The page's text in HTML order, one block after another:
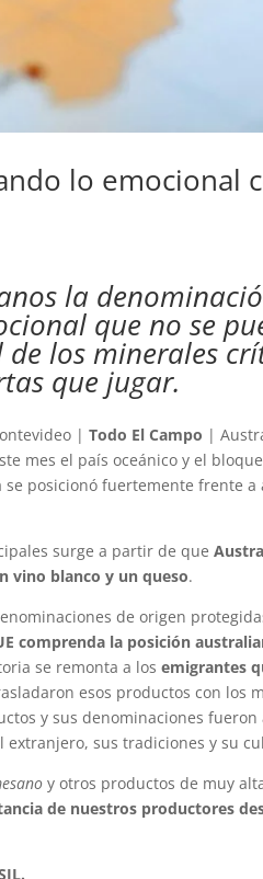
lo emocional
la
que no se
de los minerales
que jugar.
|Todo El Campo |
mes el país oceánico y el
posicionó fuertemente frente
surge a partir de que
vino blanco y un queso.
de origen
comprenda la posición
se remonta a losemigrantes
esos productos con los
y sus denominaciones
extranjero, sus tradiciones y su
y otros productos de muy
de nuestros productores